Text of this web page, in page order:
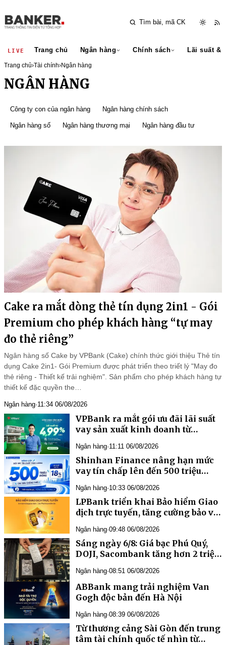
LIVE Trang chủ Ngân hàng Chính sách Lãi suất &
Trang chủ›Tài chính›Ngân hàng
NGÂN HÀNG
Công ty con của ngân hàng Ngân hàng chính sách
Ngân hàng số Ngân hàng thương mại Ngân hàng đầu tư
Cake ra mắt dòng thẻ tín dụng 2in1 - Gói
Premium cho phép khách hàng “tự may
đo thẻ riêng”
Ngân hàng số Cake by VPBank (Cake) chính thức giới thiệu Thẻ tín
dụng Cake 2in1- Gói Premium được phát triển theo triết lý "May đo
thẻ riêng - Thiết kế trải nghiệm". Sản phẩm cho phép khách hàng tự
thiết kế đặc quyền the…
Ngân hàng·11:34 06/08/2026
VPBank ra mắt gói ưu đãi lãi suất
vay sản xuất kinh doanh từ
Ngân hàng·11:11 06/08/2026
Shinhan Finance nâng hạn mức
vay tín chấp lên đến 500 triệu
hàng trong mọi kế hoạch tài
chính
Ngân hàng·10:33 06/08/2026
LPBank triển khai Bảo hiểm Giao
dịch trực tuyến, tăng cường bảo vệ
lừa đảo số
Ngân hàng·09:48 06/08/2026
Sáng ngày 6/8: Giá bạc Phú Quý,
DOJI, Sacombank tăng hơn 2 triệu
Ngân hàng·08:51 06/08/2026
ABBank mang trải nghiệm Van
Gogh độc bản đến Hà Nội
Ngân hàng·08:39 06/08/2026
Từ thương cảng Sài Gòn đến trung
tâm tài chính quốc tế nhìn từ